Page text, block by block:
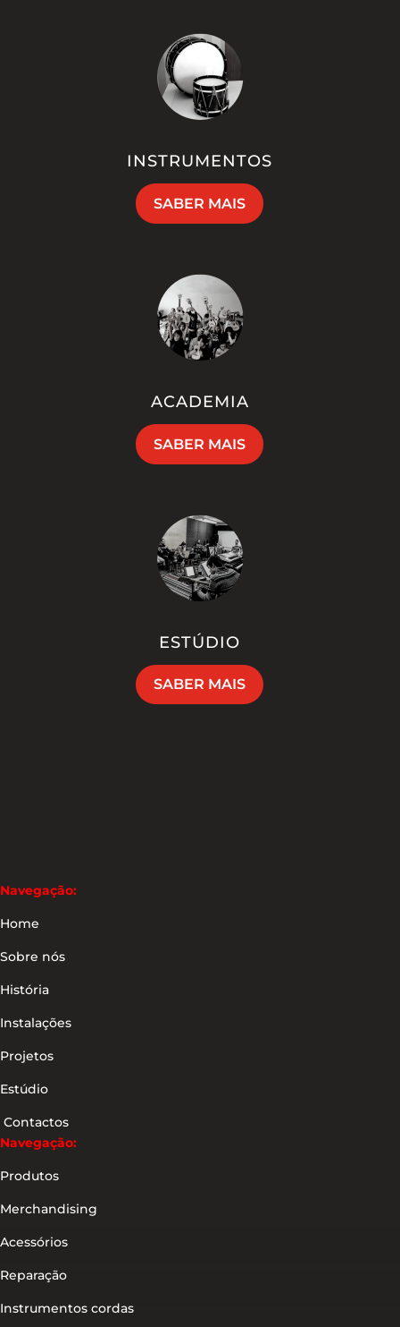
INSTRUMENTOS
SABER MAIS
ACADEMIA
SABER MAIS
ESTÚDIO
SABER MAIS
Navegação:
Home
Sobre nós
História
Instalações
Projetos
Estúdio
Contactos
Navegação:
Produtos
Merchandising
Acessórios
Reparação
Instrumentos cordas